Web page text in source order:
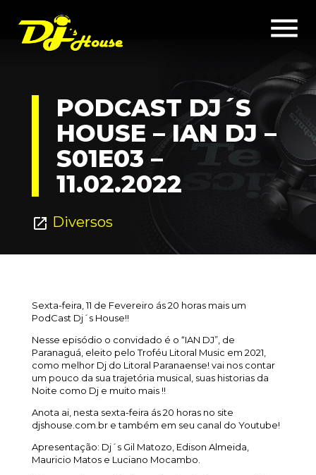
menu
PODCAST DJ´S
HOUSE – IAN DJ –
S01E03 –
11.02.2022
open_in_new Diversos
Sexta-feira, 11 de Fevereiro ás 20 horas mais um
PodCast Dj´s House!!
Nesse episódio o convidado é o “IAN DJ”, de
Paranaguá, eleito pelo Troféu Litoral Music em 2021,
como melhor Dj do Litoral Paranaense! vai nos contar
um pouco da sua trajetória musical, suas historias da
Noite como Dj e muito mais !!
Anota ai, nesta sexta-feira ás 20 horas no site
djshouse.com.br e também em seu canal do Youtube!
Apresentação: Dj´s Gil Matozo, Edison Almeida,
Mauricio Matos e Luciano Mocambo.